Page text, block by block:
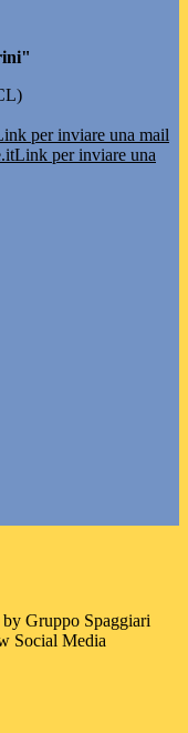
per inviare una mail
Link per inviare una
Gruppo Spaggiari
Social Media